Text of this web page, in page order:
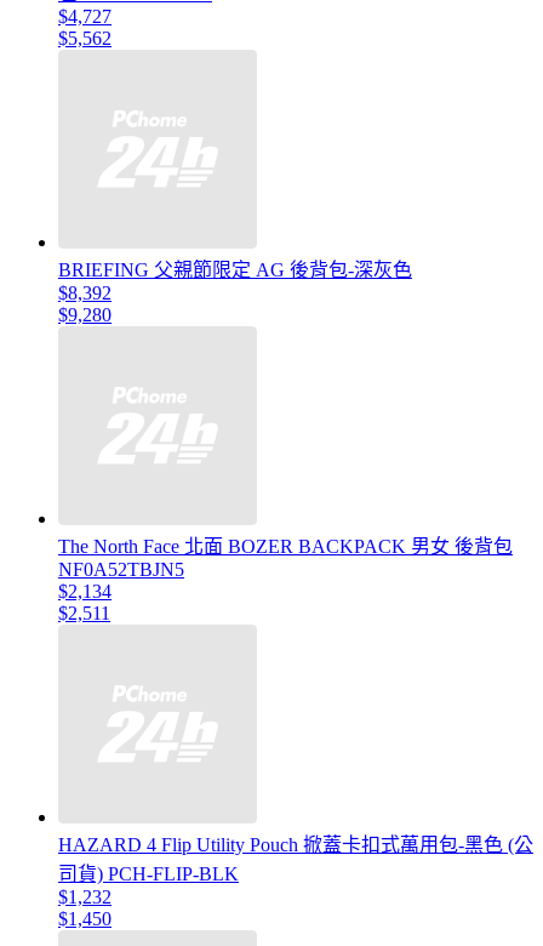
$4,727
$5,562
BRIEFING 父親節限定 AG 後背包-深灰色
$8,392
$9,280
The North Face 北面 BOZER BACKPACK 男女 後背包
NF0A52TBJN5
$2,134
$2,511
HAZARD 4 Flip Utility Pouch 掀蓋卡扣式萬用包-黑色 (公
司貨) PCH-FLIP-BLK
$1,232
$1,450